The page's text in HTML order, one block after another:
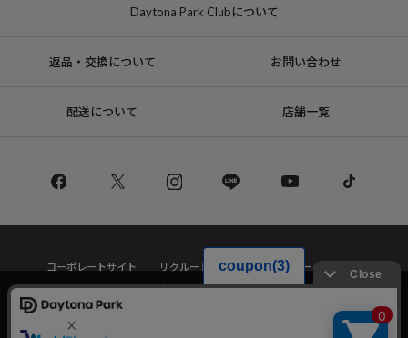
Daytona Park Clubについて
返品・交換について お問い合わせ
配送について 店舗一覧
コーポレートサイト リクルート
サステナブルマークについて
プライバシーポリシー
特定商取引法・古物営業法に基づく表記
当サイトでは利用体験の向上およびコンテンツの最適な提供、トラフィック
の分析を目的としてCookieを使用しています。